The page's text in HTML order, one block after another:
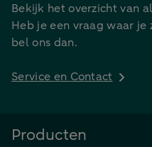
Bekijk het overzicht van
Heb je een vraag waar
bel ons dan.
Service en Contact
Producten